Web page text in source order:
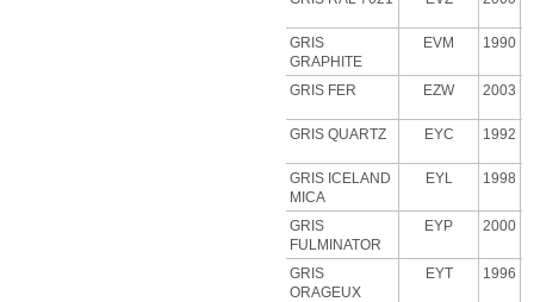
GRIS
GRAPHITE
EVM 1990
GRIS FER EZW 2003
GRIS QUARTZ EYC 1992
GRIS ICELAND
MICA
EYL 1998
GRIS
FULMINATOR
EYP 2000
GRIS
ORAGEUX
EYT 1996